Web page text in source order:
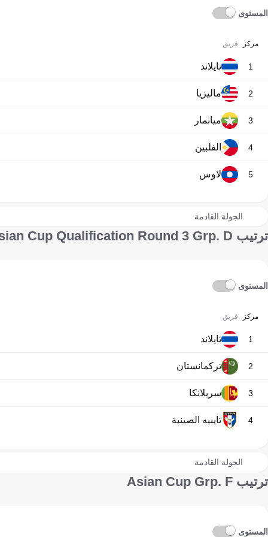
المستوى
مركز فريق
1 تايلاند
2 ماليزيا
3 ميانمار
4 الفلبين
5 لاوس
الجولة القادمة
ترتيب Asian Cup Qualification Round 3 Grp. D
المستوى
مركز فريق
1 تايلاند
2 تركمانستان
3 سريلانكا
4 تايبيه الصينية
الجولة القادمة
ترتيب Asian Cup Grp. F
المستوى